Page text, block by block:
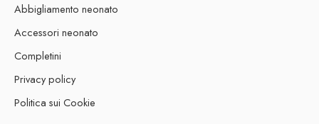
Abbigliamento neonato
Accessori neonato
Completini
Privacy policy
Politica sui Cookie